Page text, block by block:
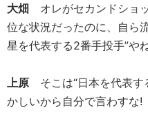
大畑 オレがセカンドショ
位な状況だったのに、自ら
星を代表する2番手投手”やね
上原 そこは“日本を代表
かしいから自分で言わすな!